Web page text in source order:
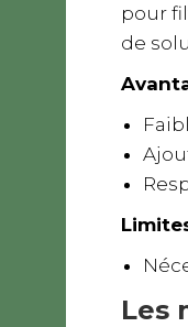
pour
de
Les